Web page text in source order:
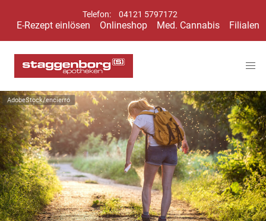
Telefon: 04121 5797172
E-Rezept einlösen Onlineshop Med. Cannabis Filialen
AdobeStock/encierro